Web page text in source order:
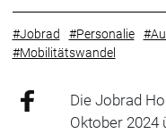
#Jobrad #Personalie
#Mobilitätswandel
Die Jobrad
Oktober